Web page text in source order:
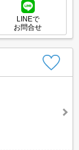
LINEで
お問合せ